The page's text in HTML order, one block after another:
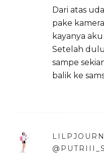
Dari atas
pake
kayanya
Setelah
sampe
balik ke